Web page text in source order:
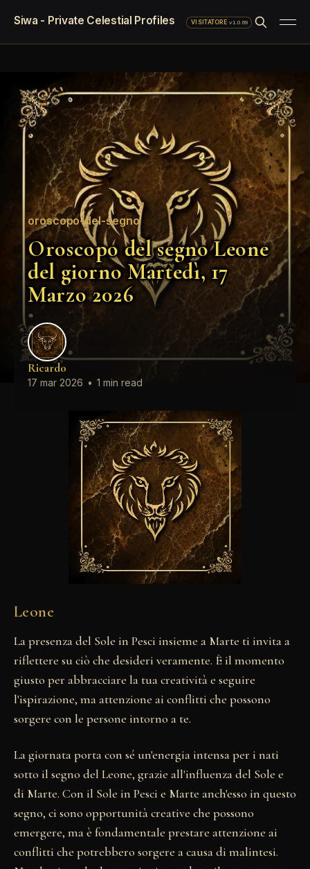
Siwa - Private Celestial Profiles VISITATORE·v1.0.69
oroscopo-del-segno
Oroscopo del segno Leone
del giorno Martedì, 17
Marzo 2026
Ricardo
17 mar 2026 • 1 min read
Leone
La presenza del Sole in Pesci insieme a Marte ti invita a
riflettere su ciò che desideri veramente. È il momento
giusto per abbracciare la tua creatività e seguire
l'ispirazione, ma attenzione ai conflitti che possono
sorgere con le persone intorno a te.
La giornata porta con sé un'energia intensa per i nati
sotto il segno del Leone, grazie all'influenza del Sole e
di Marte. Con il Sole in Pesci e Marte anch'esso in questo
segno, ci sono opportunità creative che possono
emergere, ma è fondamentale prestare attenzione ai
conflitti che potrebbero sorgere a causa di malintesi.